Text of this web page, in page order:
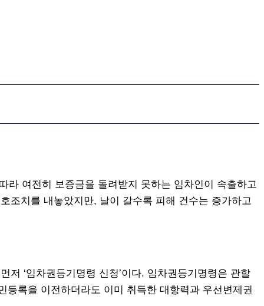
라 여전히 보증금을 돌려받지 못하는 임차인이 속출하고
조치를 내놓았지만, 날이 갈수록 피해 건수는 증가하고
‘임차권등기명령 신청’이다. 임차권등기명령은 관할
록을 이전하더라도 이미 취득한 대항력과 우선변제권